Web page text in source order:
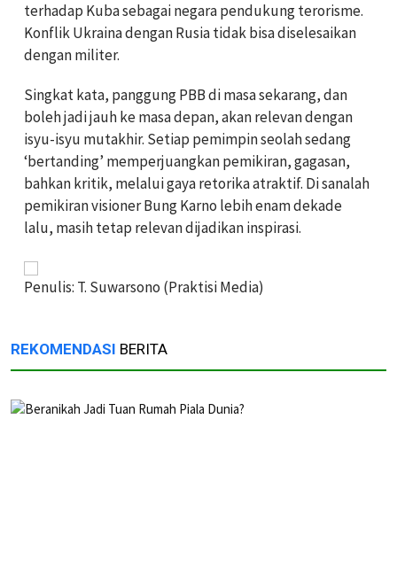
terhadap Kuba sebagai negara pendukung terorisme.
Konflik Ukraina dengan Rusia tidak bisa diselesaikan
dengan militer.
Singkat kata, panggung PBB di masa sekarang, dan
boleh jadi jauh ke masa depan, akan relevan dengan
isyu-isyu mutakhir. Setiap pemimpin seolah sedang
‘bertanding’ memperjuangkan pemikiran, gagasan,
bahkan kritik, melalui gaya retorika atraktif. Di sanalah
pemikiran visioner Bung Karno lebih enam dekade
lalu, masih tetap relevan dijadikan inspirasi.
Penulis: T. Suwarsono (Praktisi Media)
REKOMENDASI BERITA